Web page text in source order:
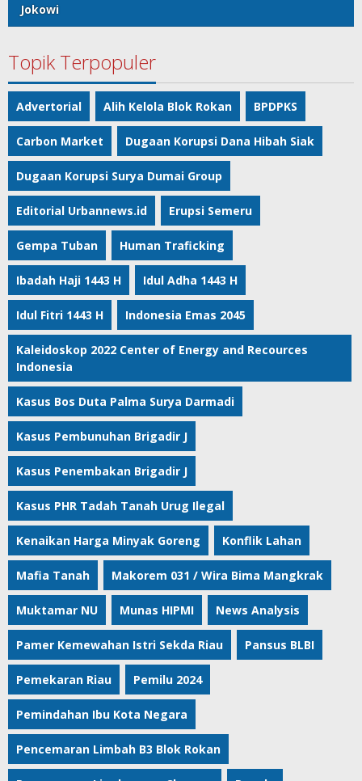
Jokowi
Topik Terpopuler
Advertorial Alih Kelola Blok Rokan BPDPKS
Carbon Market Dugaan Korupsi Dana Hibah Siak
Dugaan Korupsi Surya Dumai Group
Editorial Urbannews.id Erupsi Semeru
Gempa Tuban Human Traficking
Ibadah Haji 1443 H Idul Adha 1443 H
Idul Fitri 1443 H Indonesia Emas 2045
Kaleidoskop 2022 Center of Energy and Recources
Indonesia
Kasus Bos Duta Palma Surya Darmadi
Kasus Pembunuhan Brigadir J
Kasus Penembakan Brigadir J
Kasus PHR Tadah Tanah Urug Ilegal
Kenaikan Harga Minyak Goreng Konflik Lahan
Mafia Tanah Makorem 031 / Wira Bima Mangkrak
Muktamar NU Munas HIPMI News Analysis
Pamer Kemewahan Istri Sekda Riau Pansus BLBI
Pemekaran Riau Pemilu 2024
Pemindahan Ibu Kota Negara
Pencemaran Limbah B3 Blok Rokan